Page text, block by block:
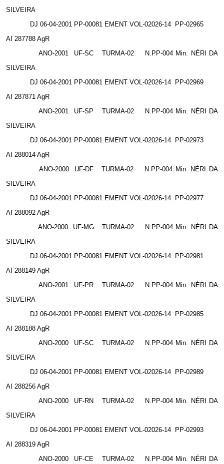
SILVEIRA
DJ 06-04-2001 PP-00081 EMENT VOL-02026-14
PP-02965
AI 287788 AgR
ANO-2001
UF-SC TURMA-02
N.PP-004 Min. NÉRI DA
SILVEIRA
DJ 06-04-2001 PP-00081 EMENT VOL-02026-14
PP-02969
AI 287871 AgR
ANO-2001
UF-SP TURMA-02
N.PP-004 Min. NÉRI DA
SILVEIRA
DJ 06-04-2001 PP-00081 EMENT VOL-02026-14
PP-02973
AI 288014 AgR
ANO-2000
UF-DF TURMA-02
N.PP-004 Min. NÉRI DA
SILVEIRA
DJ 06-04-2001 PP-00081 EMENT VOL-02026-14
PP-02977
AI 288092 AgR
ANO-2000
UF-MG TURMA-02
N.PP-004 Min. NÉRI DA
SILVEIRA
DJ 06-04-2001 PP-00081 EMENT VOL-02026-14
PP-02981
AI 288149 AgR
ANO-2001
UF-PR TURMA-02
N.PP-004 Min. NÉRI DA
SILVEIRA
DJ 06-04-2001 PP-00081 EMENT VOL-02026-14
PP-02985
AI 288188 AgR
ANO-2000
UF-SC TURMA-02
N.PP-004 Min. NÉRI DA
SILVEIRA
DJ 06-04-2001 PP-00081 EMENT VOL-02026-14
PP-02989
AI 288256 AgR
ANO-2000
UF-RN TURMA-02
N.PP-004 Min. NÉRI DA
SILVEIRA
DJ 06-04-2001 PP-00081 EMENT VOL-02026-14
PP-02993
AI 288319 AgR
ANO-2000
UF-CE TURMA-02
N.PP-004 Min. NÉRI DA